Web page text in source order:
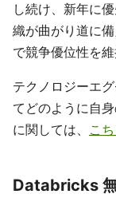
し続け、新年に
織が曲がり道に
で競争優位性を
テクノロジーエ
てどのように自
に関しては、 こ
Databricks